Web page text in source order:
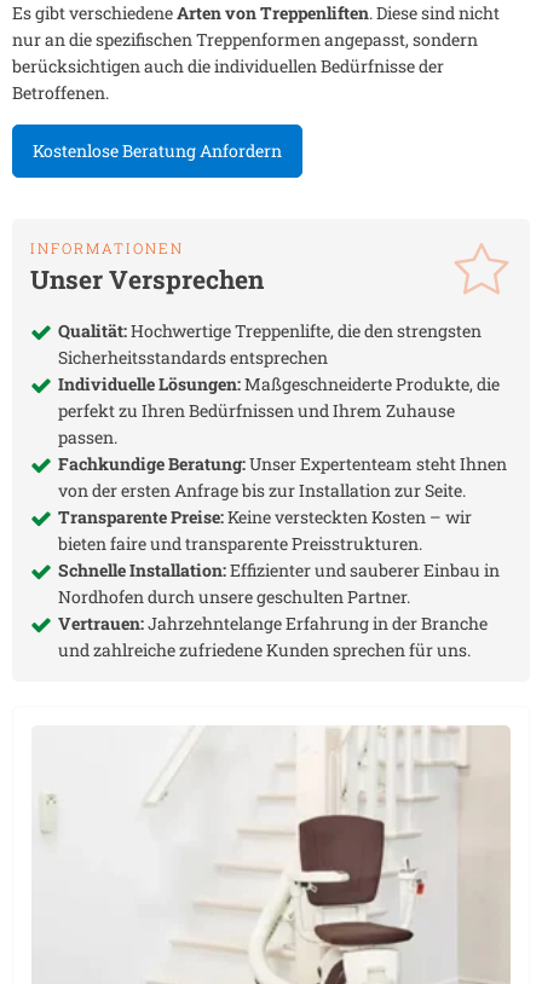
Es gibt verschiedeneArten von Treppenliften. Diese sind nicht
nur an die spezifischen Treppenformen angepasst, sondern
berücksichtigen auch die individuellen Bedürfnisse der
Betroffenen.
Kostenlose Beratung Anfordern
INFORMATIONEN
Unser Versprechen
Qualität:Hochwertige Treppenlifte, die den strengsten
Sicherheitsstandards entsprechen
Individuelle Lösungen:Maßgeschneiderte Produkte, die
perfekt zu Ihren Bedürfnissen und Ihrem Zuhause
passen.
Fachkundige Beratung:Unser Expertenteam steht Ihnen
von der ersten Anfrage bis zur Installation zur Seite.
Transparente Preise:Keine versteckten Kosten – wir
bieten faire und transparente Preisstrukturen.
Schnelle Installation:Effizienter und sauberer Einbau in
Nordhofendurch unsere geschulten Partner.
Vertrauen:Jahrzehntelange Erfahrung in der Branche
und zahlreiche zufriedene Kunden sprechen für uns.